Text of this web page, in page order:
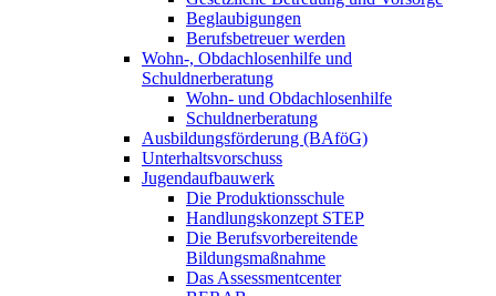
Beglaubigungen
Berufsbetreuer werden
Wohn-, Obdachlosenhilfe und
Schuldnerberatung
Wohn- und Obdachlosenhilfe
Schuldnerberatung
Ausbildungsförderung (BAföG)
Unterhaltsvorschuss
Jugendaufbauwerk
Die Produktionsschule
Handlungskonzept STEP
Die Berufsvorbereitende
Bildungsmaßnahme
Das Assessmentcenter